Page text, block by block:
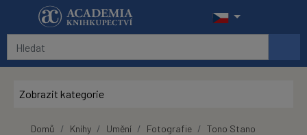
Přeskočit na hlavní obsah
Zobrazit kategorie
Domů Knihy Umění Fotografie Tono Stano